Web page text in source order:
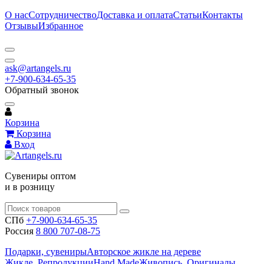
О насСотрудничествоДоставка и оплатаСтатьиКонтакты
ОтзывыИзбранное
ask@artangels.ru
+7-900-634-65-35
Обратный звонок
Корзина
Корзина
Вход
Сувениры оптом
и в розницу
СПб +7-900-634-65-35
Россия 8 800 707-08-75
Подарки, сувенирыАвторское жикле на дереве